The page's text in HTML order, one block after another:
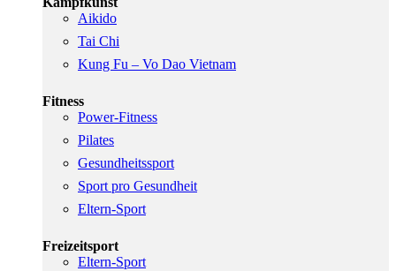
Aikido
Tai Chi
Kung Fu – Vo Dao Vietnam
Fitness
Power-Fitness
Pilates
Gesundheitssport
Sport pro Gesundheit
Eltern-Sport
Freizeitsport
Eltern-Sport